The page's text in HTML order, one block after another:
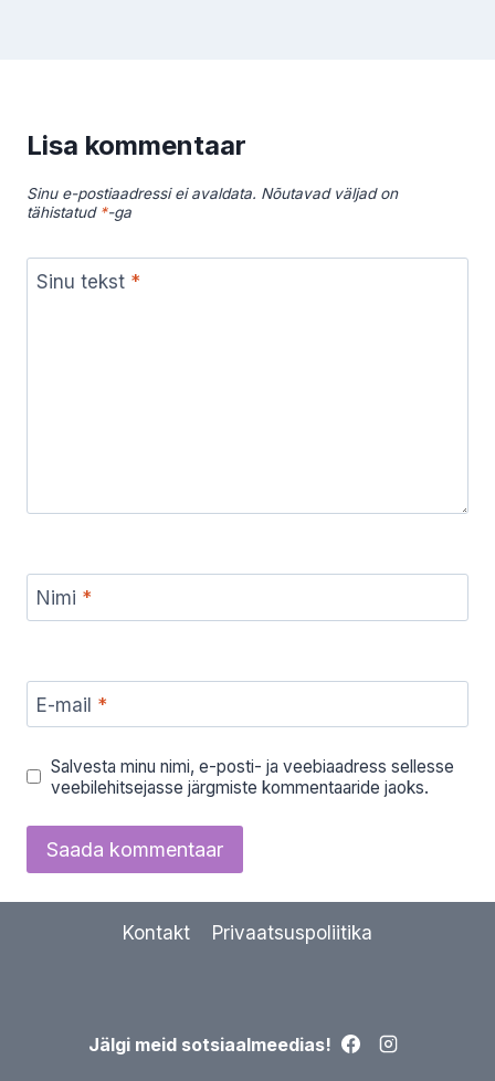
Lisa kommentaar
Sinu e-postiaadressi ei avaldata. Nõutavad väljad on
tähistatud *-ga
Sinu tekst *
Nimi *
E-mail *
Salvesta minu nimi, e-posti- ja veebiaadress sellesse
veebilehitsejasse järgmiste kommentaaride jaoks.
Kontakt Privaatsuspoliitika
Jälgi meid sotsiaalmeedias!